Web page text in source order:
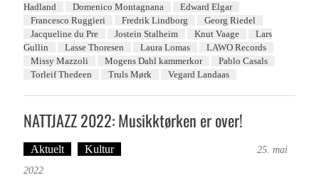
Hadland
Domenico Montagnana
Edward Elgar
Francesco Ruggieri
Fredrik Lindborg
Georg Riedel
Jacqueline du Pre
Jostein Stalheim Knut Vaage
Lars
Gullin
Lasse Thoresen Laura Lomas
LAWO Records
Missy Mazzoli
Mogens Dahl kammerkor
Pablo Casals
Torleif Thedeen
Truls Mørk Vegard Landaas
NATTJAZZ 2022: Musikktørken er over!
Aktuelt Kultur
25. mai
2022